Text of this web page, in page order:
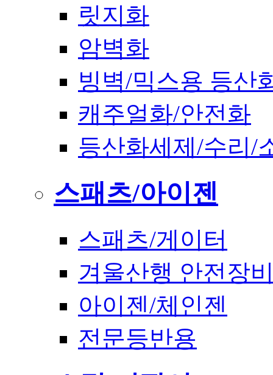
릿지화
암벽화
빙벽/믹스용 등산
캐주얼화/안전화
등산화세제/수리/
스패츠/아이젠
스패츠/게이터
겨울산행 안전장
아이젠/체인젠
전문등반용